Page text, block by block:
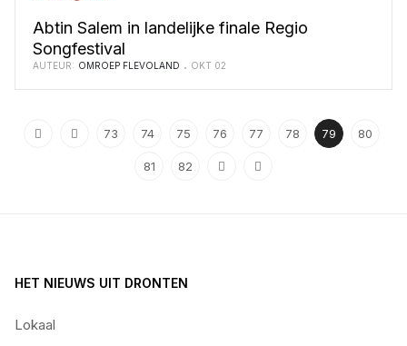
Abtin Salem in landelijke finale Regio
Songfestival
AUTEUR: OMROEP FLEVOLAND OKT 02
73 74 75 76 77 78 79 80
81 82
HET NIEUWS UIT DRONTEN
Lokaal